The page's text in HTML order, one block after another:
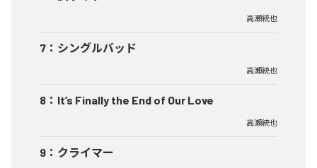
高瀬統也
7 ： シングルバッド
高瀬統也
8 ： It’s Finally the End of Our Love
高瀬統也
9 ： クライマー